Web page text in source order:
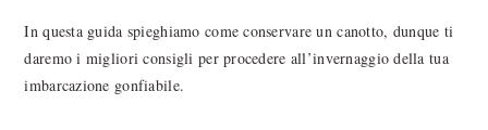
In questa guida spieghiamo come conservare un canotto, dunque ti
daremo i migliori consigli per procedere all’invernaggio della tua
imbarcazione gonfiabile.